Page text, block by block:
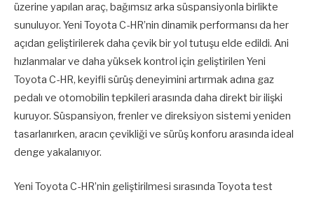
üzerine yapılan araç, bağımsız arka süspansiyonla birlikte
sunuluyor. Yeni Toyota C-HR’nin dinamik performansı da her
açıdan geliştirilerek daha çevik bir yol tutuşu elde edildi. Ani
hızlanmalar ve daha yüksek kontrol için geliştirilen Yeni
Toyota C-HR, keyifli sürüş deneyimini artırmak adına gaz
pedalı ve otomobilin tepkileri arasında daha direkt bir ilişki
kuruyor. Süspansiyon, frenler ve direksiyon sistemi yeniden
tasarlanırken, aracın çevikliği ve sürüş konforu arasında ideal
denge yakalanıyor.
Yeni Toyota C-HR’nin geliştirilmesi sırasında Toyota test